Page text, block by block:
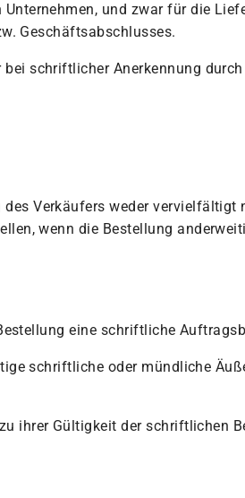
und zwar für die
Geschäftsabschlusses.
schriftlicher Anerkennung
Verkäufers weder
wenn die Bestellung
eine schriftliche
schriftliche oder mündliche
ihrer Gültigkeit der schriftlichen